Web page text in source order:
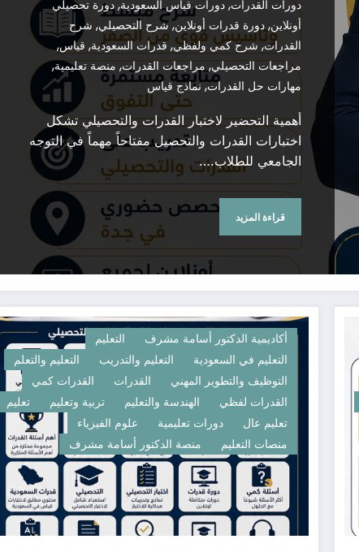
دورات القدرات, دورات قياس السعودية, دورة تحصيلي
أونلاين,دورة قدرات أونلاين, شرح التحصيلي, شرح
القدرات,شرح كمي ولفظي,قدرات السعودية, قياس,
مراجعات التحصيلي,مراجعات القدرات, منصة تعليمية,
مهارات حل القدرات,نماذج قياس
أهمية التحضير لاختبار القدرات والتحصيلي تشكل
اختبارات القدرات والتحصيل مفتاحاً مهماً في التوجه
الجامعي للطلاب.…
قراءة المزيد
أكاديمية الدكتور أسامة مشرف
التعليم
التعليم في السعودية
التعليم والتدريب
التعليم والتعلم
التوظيف والتطوير المهني
القدرات
القدرات كمي
القدرات لفظي
الهندسة والتعليم تربية وتعليم
تعليم
تعليم عال
دورات تعليمية
علوم الفيزياء
منصات التعليم
منصة الدكتور أسامة مشرف